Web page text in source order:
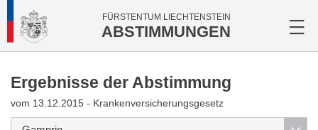
FÜRSTENTUM LIECHTENSTEIN
ABSTIMMUNGEN
Ergebnisse der Abstimmung
vom 13.12.2015 - Krankenversicherungsgesetz